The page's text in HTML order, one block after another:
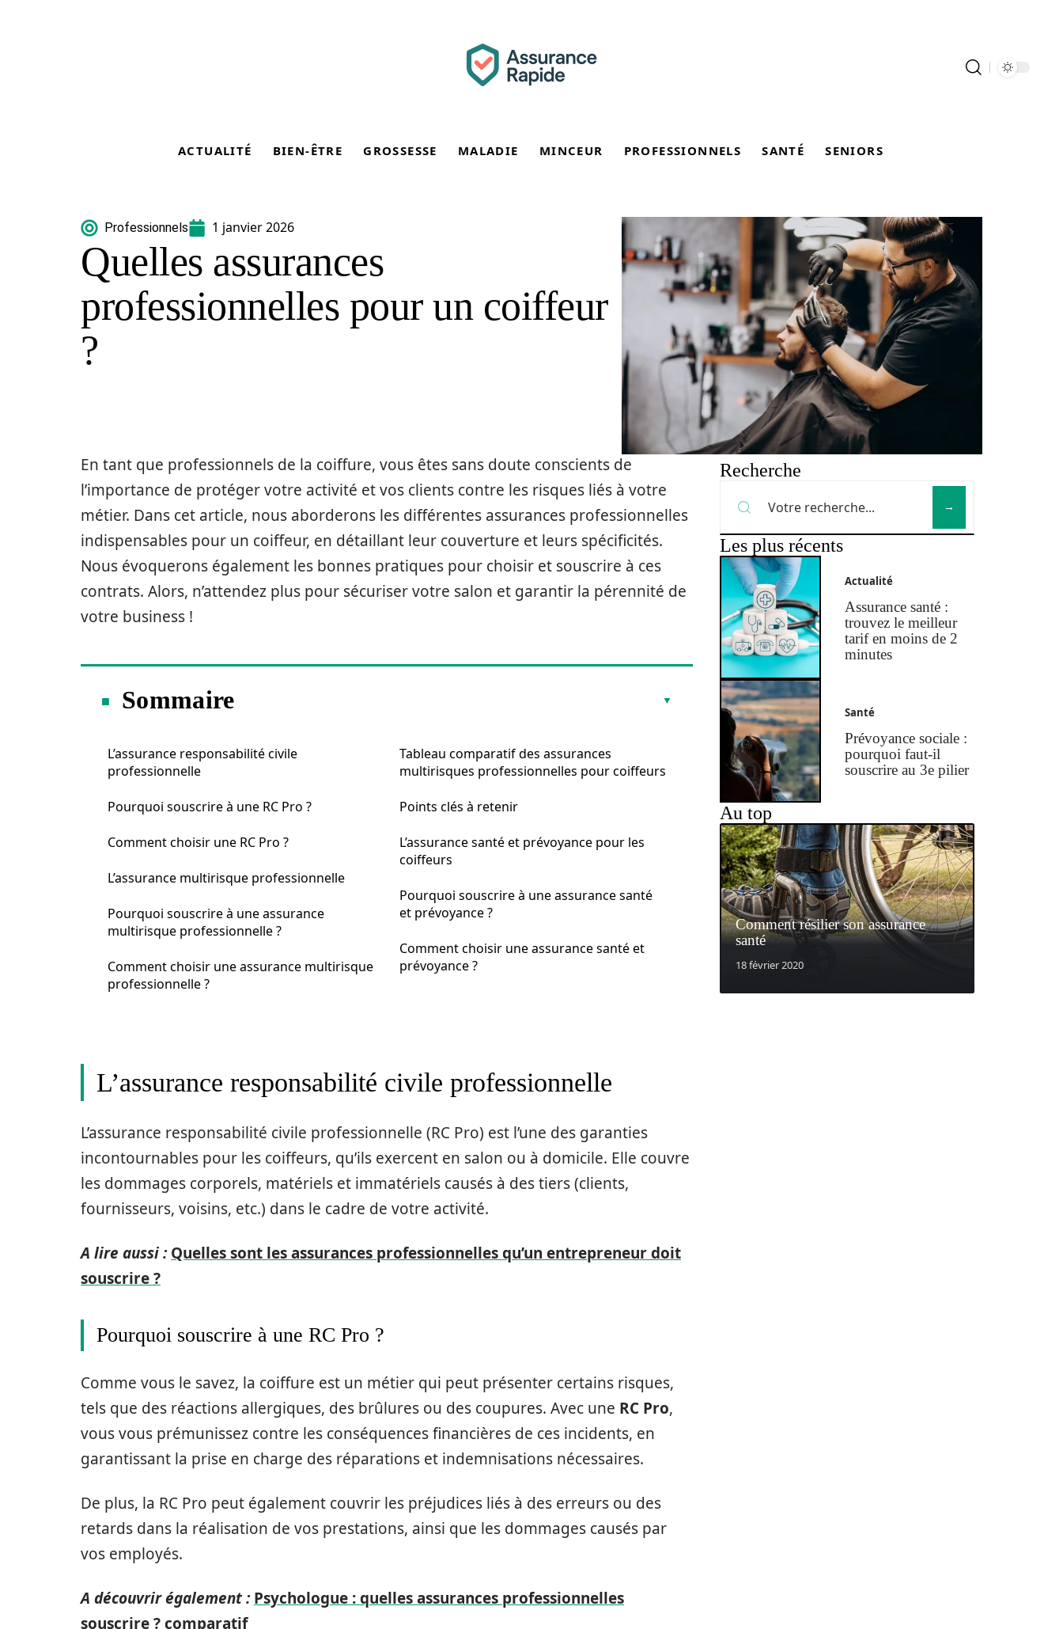
ACTUALITÉ BIEN-ÊTRE GROSSESSE MALADIE MINCEUR PROFESSIONNELS SANTÉ SENIORS
Professionnels 1 janvier 2026
Quelles assurances
professionnelles pour un coiffeur
?
En tant que professionnels de la coiffure, vous êtes sans doute conscients de
l’importance de protéger votre activité et vos clients contre les risques liés à votre
métier. Dans cet article, nous aborderons les différentes assurances professionnelles
indispensables pour un coiffeur, en détaillant leur couverture et leurs spécificités.
Nous évoquerons également les bonnes pratiques pour choisir et souscrire à ces
contrats. Alors, n’attendez plus pour sécuriser votre salon et garantir la pérennité de
votre business !
Sommaire
L’assurance responsabilité civile
professionnelle
Pourquoi souscrire à une RC Pro ?
Comment choisir une RC Pro ?
L’assurance multirisque professionnelle
Pourquoi souscrire à une assurance
multirisque professionnelle ?
Comment choisir une assurance multirisque
professionnelle ?
Tableau comparatif des assurances
multirisques professionnelles pour coiffeurs
Points clés à retenir
L’assurance santé et prévoyance pour les
coiffeurs
Pourquoi souscrire à une assurance santé
et prévoyance ?
Comment choisir une assurance santé et
prévoyance ?
L’assurance responsabilité civile professionnelle
L’assurance responsabilité civile professionnelle (RC Pro) est l’une des garanties
incontournables pour les coiffeurs, qu’ils exercent en salon ou à domicile. Elle couvre
les dommages corporels, matériels et immatériels causés à des tiers (clients,
fournisseurs, voisins, etc.) dans le cadre de votre activité.
A lire aussi : Quelles sont les assurances professionnelles qu’un entrepreneur doit
souscrire ?
Pourquoi souscrire à une RC Pro ?
Comme vous le savez, la coiffure est un métier qui peut présenter certains risques,
tels que des réactions allergiques, des brûlures ou des coupures. Avec une RC Pro,
vous vous prémunissez contre les conséquences financières de ces incidents, en
garantissant la prise en charge des réparations et indemnisations nécessaires.
De plus, la RC Pro peut également couvrir les préjudices liés à des erreurs ou des
retards dans la réalisation de vos prestations, ainsi que les dommages causés par
vos employés.
A découvrir également : Psychologue : quelles assurances professionnelles
souscrire ? comparatif
Recherche
Les plus récents
Actualité
Assurance santé :
trouvez le meilleur
tarif en moins de 2
minutes
Santé
Prévoyance sociale :
pourquoi faut-il
souscrire au 3e pilier
Au top
Comment résilier son assurance
santé
18 février 2020